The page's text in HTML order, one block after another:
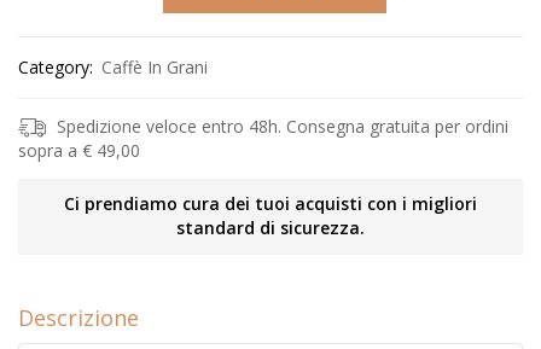
Category: Caffè In Grani
Spedizione veloce entro 48h. Consegna gratuita per ordini
sopra a € 49,00
Ci prendiamo cura dei tuoi acquisti con i migliori
standard di sicurezza.
Descrizione